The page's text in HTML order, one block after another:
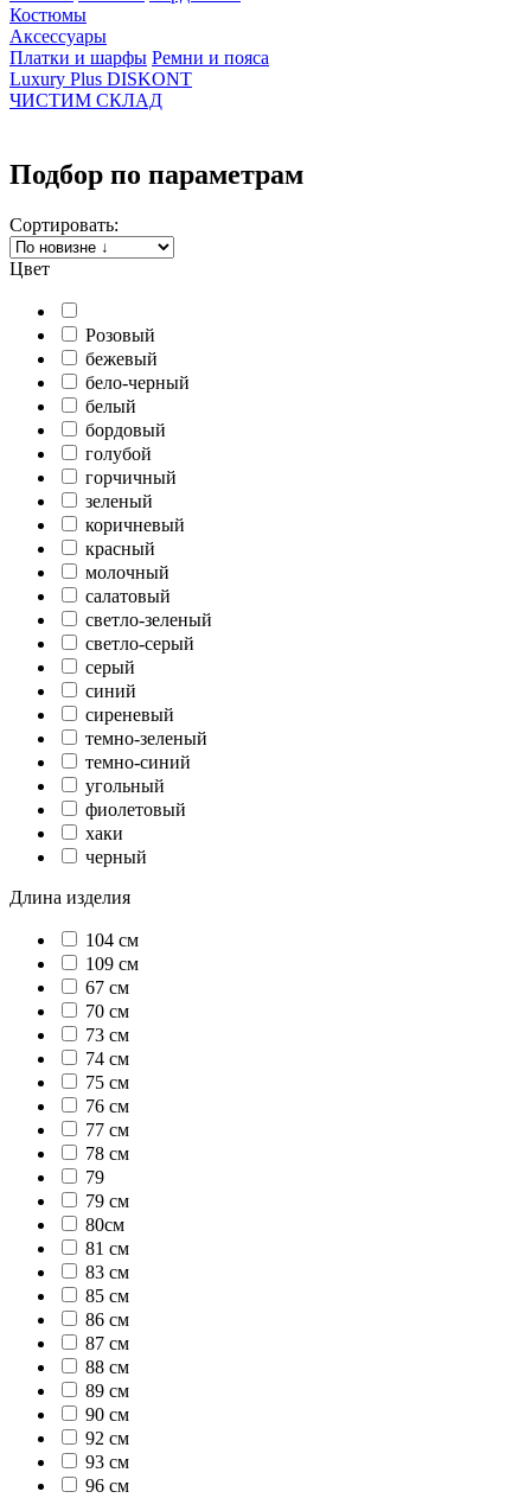
Костюмы
Аксессуары
Платки и шарфы Ремни и пояса
Luxury Plus DISKONT
ЧИСТИМ СКЛАД
Подбор по параметрам
Сортировать:
Цвет
Розовый
бежевый
бело-черный
белый
бордовый
голубой
горчичный
зеленый
коричневый
красный
молочный
салатовый
светло-зеленый
светло-серый
серый
синий
сиреневый
темно-зеленый
темно-синий
угольный
фиолетовый
хаки
черный
Длина изделия
104 см
109 см
67 см
70 см
73 см
74 см
75 см
76 см
77 см
78 см
79
79 см
80см
81 см
83 см
85 см
86 см
87 см
88 см
89 см
90 см
92 см
93 см
96 см